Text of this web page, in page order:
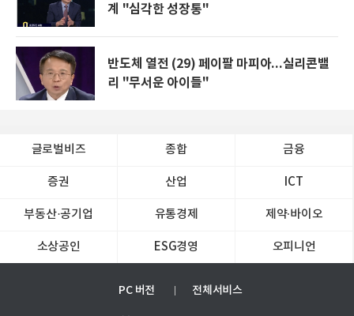
계 "심각한 성장통"
반도체 열전 (29) 페이팔 마피아...실리콘밸
리 "무서운 아이들"
글로벌비즈 종합 금융
증권 산업 ICT
부동산·공기업 유통경제 제약∙바이오
소상공인 ESG경영 오피니언
PC 버전 전체서비스